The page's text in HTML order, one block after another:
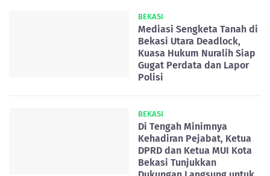
BEKASI
Mediasi Sengketa Tanah di
Bekasi Utara Deadlock,
Kuasa Hukum Nuralih Siap
Gugat Perdata dan Lapor
Polisi
BEKASI
Di Tengah Minimnya
Kehadiran Pejabat, Ketua
DPRD dan Ketua MUI Kota
Bekasi Tunjukkan